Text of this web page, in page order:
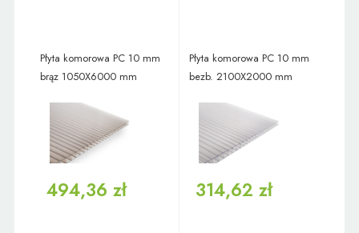
Płyta komorowa PC 10 mm
brąz 1050X6000 mm
494,36 zł
Płyta komorowa PC 10 mm
bezb. 2100X2000 mm
314,62 zł